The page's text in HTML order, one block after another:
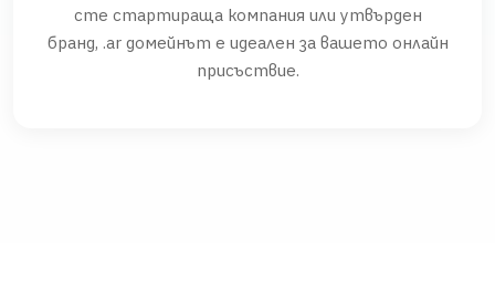
сте стартираща компания или утвърден
бранд, .ar домейнът е идеален за вашето онлайн
присъствие.